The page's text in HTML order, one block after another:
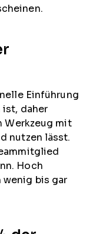
Einführung
ist, daher
Werkzeug mit
nutzen lässt.
Hoch
bis gar